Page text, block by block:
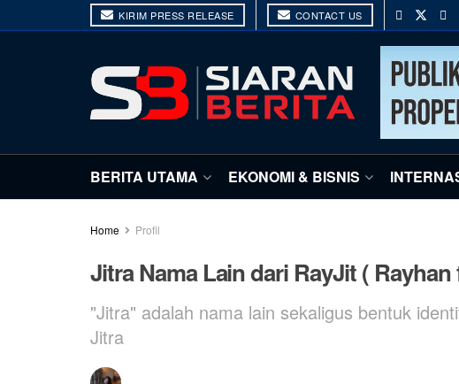
KIRIM PRESS RELEASE CONTACT US
BERITA UTAMA EKONOMI & BISNIS
Home Profil
Jitra Nama Lain dari RayJit (
"Jitra" adalah nama lain sekaligus bentuk
Jitra